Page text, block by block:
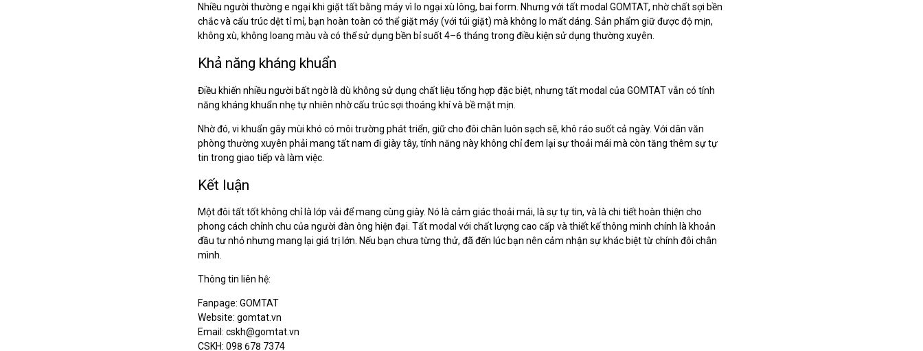
Nhiều người thường e ngại khi giặt tất bằng máy vì lo ngại xù lông, bai form. Nhưng với tất modal GOMTAT, nhờ chất sợi bền
chắc và cấu trúc dệt tỉ mỉ, bạn hoàn toàn có thể giặt máy (với túi giặt) mà không lo mất dáng. Sản phẩm giữ được độ mịn,
không xù, không loang màu và có thể sử dụng bền bỉ suốt 4–6 tháng trong điều kiện sử dụng thường xuyên.
Khả năng kháng khuẩn
Điều khiến nhiều người bất ngờ là dù không sử dụng chất liệu tổng hợp đặc biệt, nhưng tất modal của GOMTAT vẫn có tính
năng kháng khuẩn nhẹ tự nhiên nhờ cấu trúc sợi thoáng khí và bề mặt mịn.
Nhờ đó, vi khuẩn gây mùi khó có môi trường phát triển, giữ cho đôi chân luôn sạch sẽ, khô ráo suốt cả ngày. Với dân văn
phòng thường xuyên phải mang tất nam đi giày tây, tính năng này không chỉ đem lại sự thoải mái mà còn tăng thêm sự tự
tin trong giao tiếp và làm việc.
Kết luận
Một đôi tất tốt không chỉ là lớp vải để mang cùng giày. Nó là cảm giác thoải mái, là sự tự tin, và là chi tiết hoàn thiện cho
phong cách chỉnh chu của người đàn ông hiện đại. Tất modal với chất lượng cao cấp và thiết kế thông minh chính là khoản
đầu tư nhỏ nhưng mang lại giá trị lớn. Nếu bạn chưa từng thử, đã đến lúc bạn nên cảm nhận sự khác biệt từ chính đôi chân
mình.
Thông tin liên hệ:
Fanpage: GOMTAT
Website: gomtat.vn
Email: cskh@gomtat.vn
CSKH: 098 678 7374